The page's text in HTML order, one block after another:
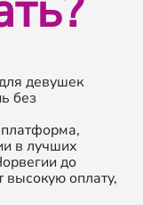
девушек
без
в лучших
до
оплату,